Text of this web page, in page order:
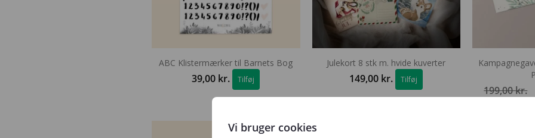
ABC Klistermærker til Barnets Bog
39,00 kr. Tilføj
Julekort 8 stk m. hvide kuverter
149,00 kr. Tilføj
199,00kr.
Vi bruger cookies